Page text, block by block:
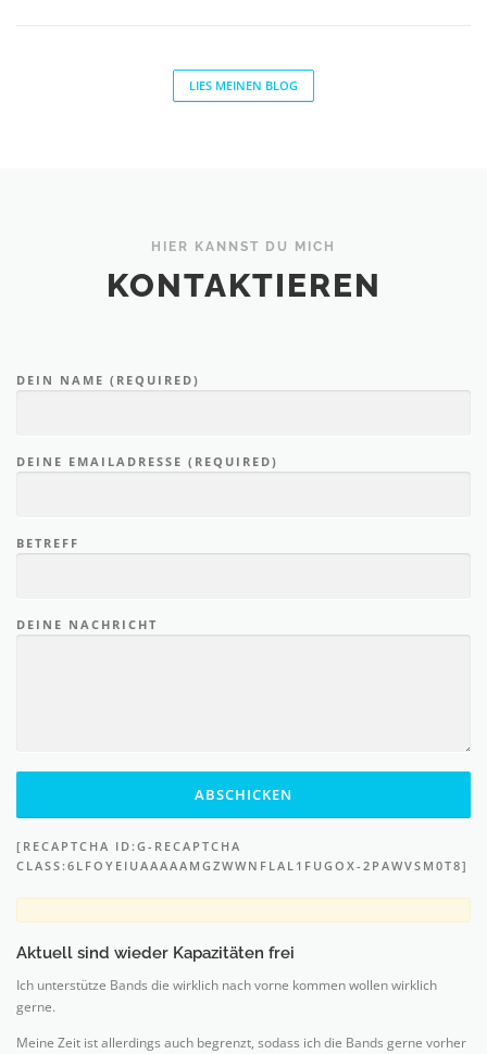
LIES MEINEN BLOG
HIER KANNST DU MICH
KONTAKTIEREN
DEIN NAME (REQUIRED)
DEINE EMAILADRESSE (REQUIRED)
BETREFF
DEINE NACHRICHT
[RECAPTCHA ID:G-RECAPTCHA
CLASS:6LFOYEIUAAAAAMGZWWNFLAL1FUGOX-2PAWVSM0T8]
Aktuell sind wieder Kapazitäten frei
Ich unterstütze Bands die wirklich nach vorne kommen wollen wirklich
gerne.
Meine Zeit ist allerdings auch begrenzt, sodass ich die Bands gerne vorher